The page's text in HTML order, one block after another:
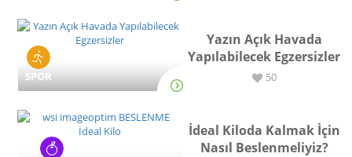
SPOR
Yazın Açık Havada
Yapılabilecek Egzersizler
50
İdeal Kiloda Kalmak İçin
Nasıl Beslenmeliyiz?